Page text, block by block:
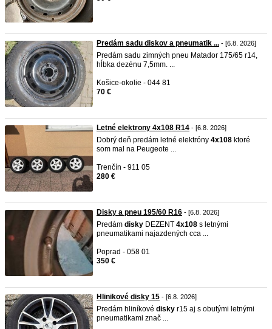
Predám sadu diskov a pneumatik ... - [6.8. 2026]
Predám sadu zimných pneu Matador 175/65 r14,
hĺbka dezénu 7,5mm. ...
Košice-okolie - 044 81
70 €
Letné elektrony 4x108 R14 - [6.8. 2026]
Dobrý deň predám letné elektróny 4x108 ktoré
som mal na Peugeote ...
Trenčín - 911 05
280 €
Disky a pneu 195/60 R16 - [6.8. 2026]
Predám disky DEZENT 4x108 s letnými
pneumatikami najazdených cca ...
Poprad - 058 01
350 €
Hlinikové disky 15 - [6.8. 2026]
Predám hliníkové disky r15 aj s obutými letnými
pneumatikami znač ...